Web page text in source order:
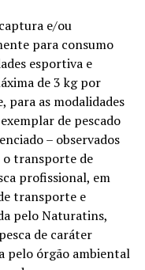
e/ou
para consumo
esportiva e
de 3 kg por
as modalidades
de pescado
– observados
o transporte de
profissional, em
transporte e
pelo Naturatins,
de caráter
pelo órgão ambiental